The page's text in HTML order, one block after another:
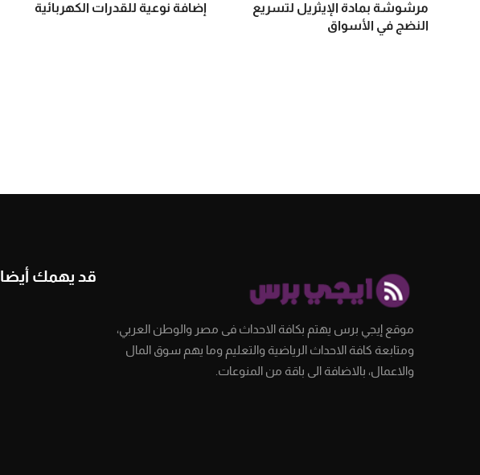
مرشوشة بمادة الإيثريل لتسريع
النضج في الأسواق
إضافة نوعية للقدرات الكهربائية
موقع إيجي برس يهتم بكافة الاحداث فى مصر والوطن العربي،
ومتابعة كافة الاحداث الرياضية والتعليم وما يهم سوق المال
والاعمال، بالاضافة الى باقة من المنوعات.
قد يهمك أيضا